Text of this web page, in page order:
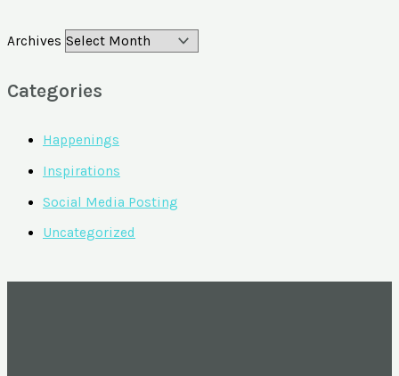
Archives
Categories
Happenings
Inspirations
Social Media Posting
Uncategorized